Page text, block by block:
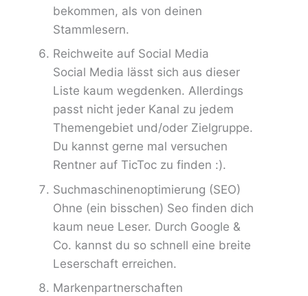
bekommen, als von deinen
Stammlesern.
Reichweite auf Social Media
Social Media lässt sich aus dieser
Liste kaum wegdenken. Allerdings
passt nicht jeder Kanal zu jedem
Themengebiet und/oder Zielgruppe.
Du kannst gerne mal versuchen
Rentner auf TicToc zu finden :).
Suchmaschinenoptimierung (SEO)
Ohne (ein bisschen) Seo finden dich
kaum neue Leser. Durch Google &
Co. kannst du so schnell eine breite
Leserschaft erreichen.
Markenpartnerschaften